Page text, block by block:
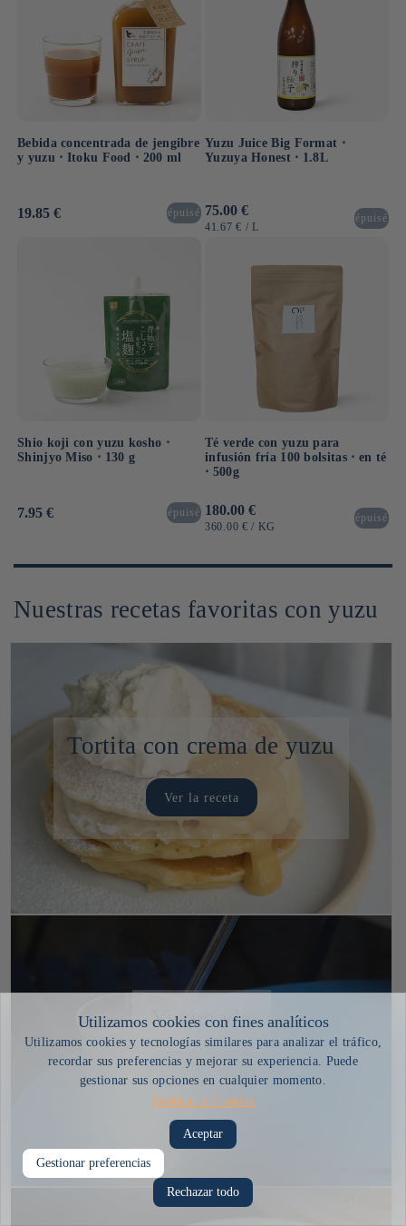
Bebida concentrada de jengibre
y yuzu ⋅ Itoku Food ⋅ 200 ml
Precio
19.85 € épuisé
Yuzu Juice Big Format ⋅
Yuzuya Honest ⋅ 1.8L
Precio
habitual
75.00 €
PRECIO
41.67 € / POR
L
épuisé
Shio koji con yuzu kosho ⋅
Shinjyo Miso ⋅ 130 g
Precio
7.95 € épuisé
Té verde con yuzu para
infusión fría 100 bolsitas ⋅ en té
⋅ 500g
Precio
habitual
180.00 €
PRECIO
360.00 € / POR
KG
épuisé
Nuestras recetas favoritas con yuzu
Tortita con crema de yuzu
Ver la receta
Yuzunade
Ver la receta